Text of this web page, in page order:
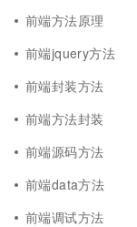
前端方法原理
前端jquery方法
前端封装方法
前端方法封装
前端源码方法
前端data方法
前端调试方法